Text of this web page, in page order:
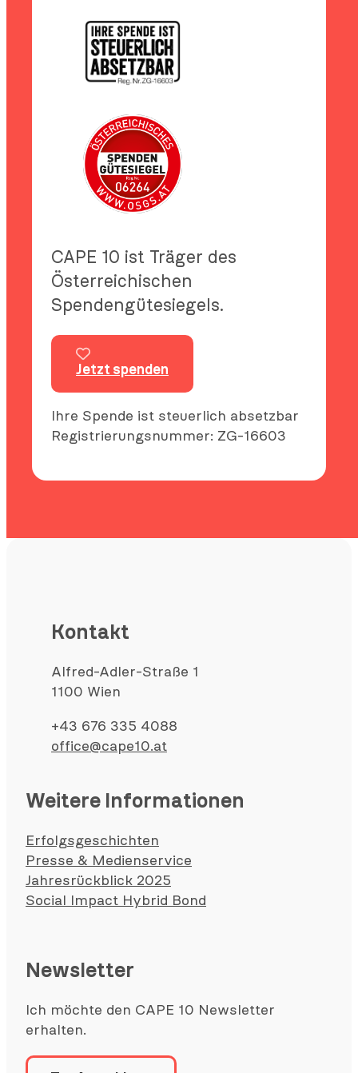
CAPE 10 ist Träger des
Österreichischen
Spendengütesiegels.
Jetzt spenden
Ihre Spende ist steuerlich absetzbar
Registrierungsnummer: ZG-16603
Kontakt
Alfred-Adler-Straße 1
1100 Wien
+43 676 335 4088
office@cape10.at
Weitere Informationen
Erfolgsgeschichten
Presse & Medienservice
Jahresrückblick 2025
Social Impact Hybrid Bond
Newsletter
Ich möchte den CAPE 10 Newsletter
erhalten.